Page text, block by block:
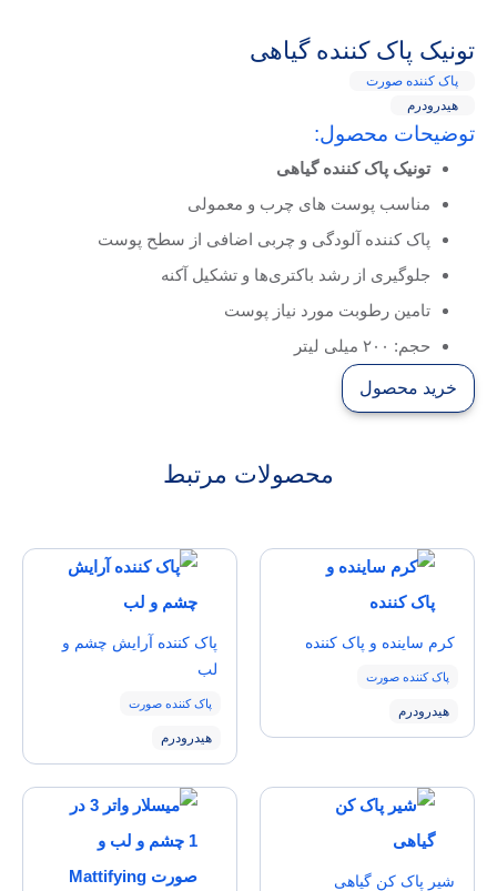
تونيک پاک كننده گیاهی
پاک کننده صورت
هیدرودرم
توضیحات محصول:
تونیک پاک کننده گیاهی
مناسب پوست های چرب و معمولی
پاک کننده آلودگی و چربی اضافی از سطح پوست
جلوگیری از رشد باکتری‌ها و تشکیل آکنه
تامین رطوبت مورد نیاز پوست
حجم: ۲۰۰ میلی لیتر
خرید محصول
محصولات مرتبط
كرم ساينده و پاک كننده
پاک کننده صورت
هیدرودرم
پاک كننده آرايش چشم و
لب
پاک کننده صورت
هیدرودرم
شير پاک كن گیاهی